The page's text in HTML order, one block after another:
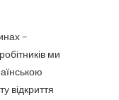
–
ми
відкриття